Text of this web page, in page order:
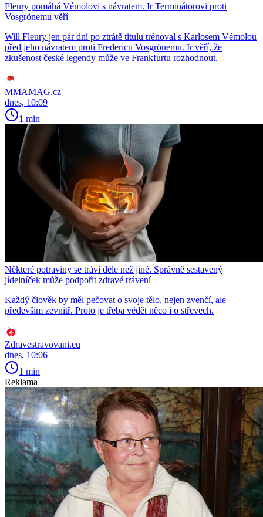
Fleury pomáhá Vémolovi s návratem. Ir Terminátorovi proti
Vosgrönemu věří
Will Fleury jen pár dní po ztrátě titulu trénoval s Karlosem Vémolou
před jeho návratem proti Fredericu Vosgrönemu. Ir věří, že
zkušenost české legendy může ve Frankfurtu rozhodnout.
MMAMAG.cz
dnes, 10:09
1 min
Některé potraviny se tráví déle než jiné. Správně sestavený
jídelníček může podpořit zdravé trávení
Každý člověk by měl pečovat o svoje tělo, nejen zvenčí, ale
především zevnitř. Proto je třeba vědět něco i o střevech.
Zdravestravovani.eu
dnes, 10:06
1 min
Reklama